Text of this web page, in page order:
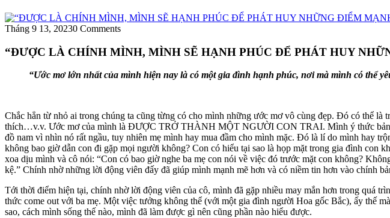
Tháng 9 13, 20230 Comments
“ĐƯỢC LÀ CHÍNH MÌNH, MÌNH SẼ HẠNH PHÚC ĐỂ PHÁT HUY
“Ước mơ lớn nhất của mình hiện nay là có một gia đình hạnh phúc, nơi mà mình có thể
Chắc hẳn từ nhỏ ai trong chúng ta cũng từng có cho mình những ước mơ vô cùng đẹp. Đó có thể
thích…v.v. Ước mơ của mình là ĐƯỢC TRỞ THÀNH MỘT NGƯỜI CON TRAI. Mình ý thức bản
đồ nam vì nhìn nó rất ngầu, tuy nhiên mẹ mình hay mua đầm cho mình mặc. Đó là lí do mình hay
không bao giờ dẫn con đi gặp mọi người không? Con có hiểu tại sao là họp mặt trong gia đình
xoa dịu mình và cô nói: “Con có bao giờ nghe ba mẹ con nói về việc đó trước mặt con không?
kệ.” Chính nhờ những lời động viên đấy đã giúp mình mạnh mẽ hơn và có niềm tin hơn vào chính
Tới thời điểm hiện tại, chính nhờ lời động viên của cô, mình đã gặp nhiều may mắn hơn trong quá
thức come out với ba mẹ. Một việc tưởng không thể (với một gia đình người Hoa gốc Bắc), ấy thế
sao, cách mình sống thế nào, mình đã làm được gì nên cũng phần nào hiểu được.